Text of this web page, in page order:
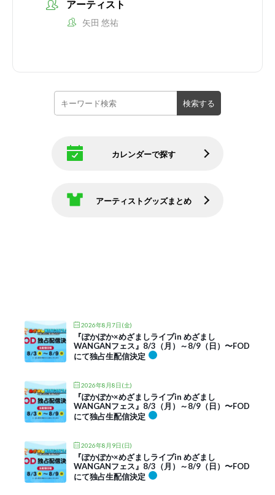
アーティスト
矢田 悠祐
カレンダーで探す
アーティストグッズまとめ
2026年8月7日(金)
『ぽかぽか×めざましライブin めざまし
WANGANフェス』8/3（月）～8/9（日）〜FOD
にて独占生配信決定
2026年8月8日(土)
『ぽかぽか×めざましライブin めざまし
WANGANフェス』8/3（月）～8/9（日）〜FOD
にて独占生配信決定
2026年8月9日(日)
『ぽかぽか×めざましライブin めざまし
WANGANフェス』8/3（月）～8/9（日）〜FOD
にて独占生配信決定